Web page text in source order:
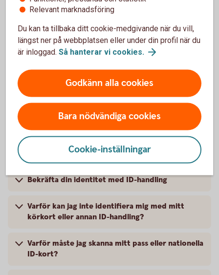
När kan jag använda Touch ID/Face ID?
Hur aktiverar jag Touch ID/ Face ID?
Hur stänger jag av Touch ID/Face ID för BankID?
Digital ID-kontroll
Bekräfta din identitet med ID-handling
Varför kan jag inte identifiera mig med mitt
körkort eller annan ID-handling?
Varför måste jag skanna mitt pass eller nationella
ID-kort?
Relevant marknadsföring
Du kan ta tillbaka ditt cookie-medgivande när du vill,
längst ner på webbplatsen eller under din profil när du
är inloggad. Så hanterar vi cookies.
Godkänn alla cookies
Bara nödvändiga cookies
Cookie-inställningar